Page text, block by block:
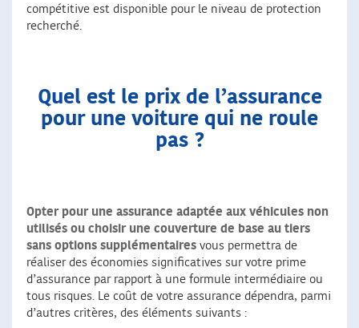
compétitive est disponible pour le niveau de protection
recherché.
Quel est le prix de l’assurance
pour une voiture qui ne roule
pas ?
Opter pour une assurance adaptée aux véhicules non
utilisés ou choisir une couverture de base au tiers
sans options supplémentaires vous permettra de
réaliser des économies significatives sur votre prime
d’assurance par rapport à une formule intermédiaire ou
tous risques. Le coût de votre assurance dépendra, parmi
d’autres critères, des éléments suivants :